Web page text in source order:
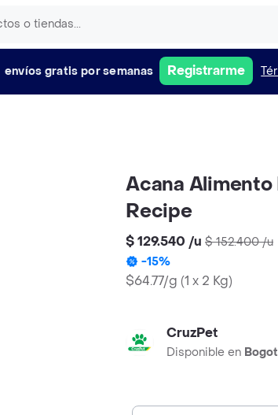
envíos gratis por semanas Registrarme
Acana Alimento
Recipe
$ 129.540 /u $ 152.400/u
-15%
$64.77/g (1 x 2 Kg)
CruzPet
Disponible en